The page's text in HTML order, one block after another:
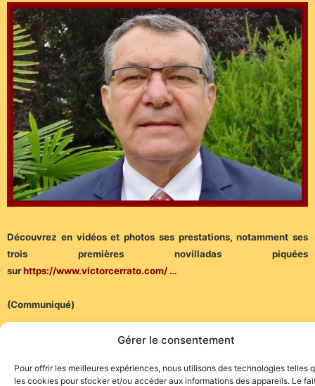
Gérer le consentement
Pour offrir les meilleures expériences, nous utilisons des technologies telles
les cookies pour stocker et/ou accéder aux informations des appareils. Le
Découvrez en vidéos et photos ses prestations, notamment ses
trois premières novilladas piquées
surhttps://www.victorcerrato.com/ …
(Communiqué)